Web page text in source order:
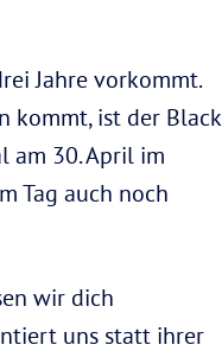
Jahre vorkommt.
kommt, ist der Black
am 30. April im
Tag auch noch
wir dich
uns statt ihrer